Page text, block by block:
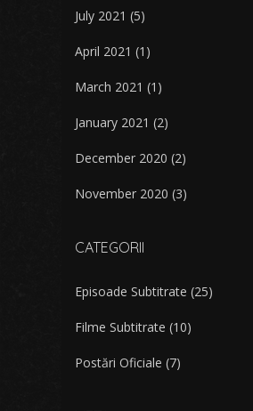
July 2021 (5)
April 2021 (1)
March 2021 (1)
January 2021 (2)
December 2020 (2)
November 2020 (3)
CATEGORII
Episoade Subtitrate (25)
Filme Subtitrate (10)
Postări Oficiale (7)